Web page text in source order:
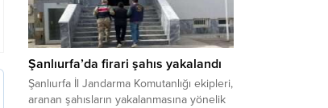
Şanlıurfa’da firari şahıs yakalandı
Şanlıurfa İl Jandarma Komutanlığı ekipleri,
aranan şahısların yakalanmasına yönelik